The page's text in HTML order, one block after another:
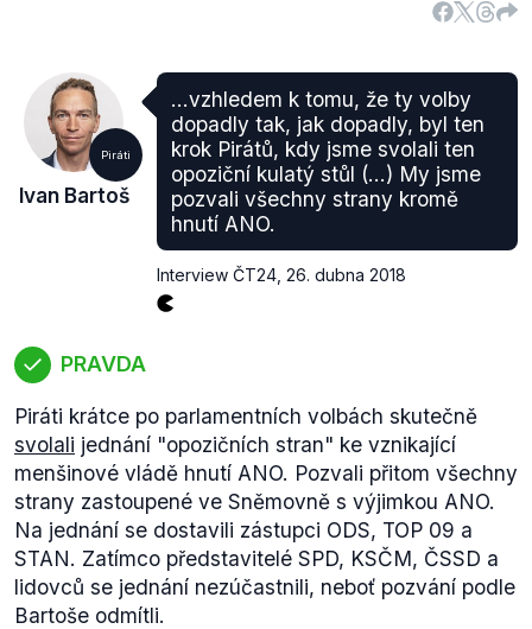
úvěr od Fio banky, který dosud nebyl čerpán ve
Závazky).
Srovnání mezi jednotlivými stranami nabízí ukazatel
finanční stability pole serveru Politické finance.
Tento ukazatel měří podíl příjmů strany, které jsou
financovány na dluh. ČSSD financuje44,42 %
příjmů na dluh. Podobný nebo větší podíl příjmů
financovaných dluhem má už jenom ANO (40,64
%) a SPD (93,36 %). Tyto údaje jsou k poslednímu
dni roku 2016. Podstatný rozdíl je ale v tom, že
ČSSD letos v důsledku volebního propadu přijde o
peníze za hlasy, což naruší její volební rozpočet.
dostane příjmy ze státního rozpočtu za získané
mandáty a stejně tak hnutí ANO, jehož závazky jsou
ale z velké části dluhem vůči Andreji Babišovi, takže
zde zřejmě není riziko, že by se ANO dostalo do
finančních potíží.
Piráti
Ivan Bartoš
...vzhledem k tomu, že ty volby
dopadly tak, jak dopadly, byl ten
krok Pirátů, kdy jsme svolali ten
opoziční kulatý stůl (...) My jsme
pozvali všechny strany kromě
hnutí ANO.
Interview ČT24 26. dubna 2018
PRAVDA
Piráti krátce po parlamentních volbách skutečně
svolali jednání "opozičních stran" ke vznikající
menšinové vládě hnutí ANO. Pozvali přitom všechny
strany zastoupené ve Sněmovně s výjimkou ANO.
Na jednání se dostavili zástupci ODS, TOP 09 a
STAN. Zatímco představitelé SPD, KSČM, ČSSD a
lidovců se jednání nezúčastnili, neboť pozvání podle
Bartoše odmítli.